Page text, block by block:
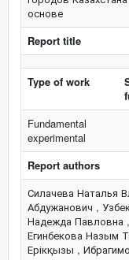
основе
Report title
Type of work
Fundamental
experimental
Report authors
Силачева Наталья Владимировна , Сарсенбаев Даулет Абдужанович , Узбеков Нурсарсен Болатаевич , Степаненко Надежда Павловна , Данабаева Айгуль Тулебаевна , Егинбекова Назым Тазабековна , Турашова Жансая Ерікқызы , Ибрагимов Алибек Раимбекович , Виляев Андрей Викторович , Есенжигитова Елизавета Жакуповна , Абдуллаев Абдулазиз Умарович , Белослюдцев Олег Михайлович , Хачикян Галина Яковлевна , Әділхан Бауржан Нүкербекұлы , Суровцева Наталия Владимировна , Колумбетова Камшат Кудайбергеновна , Кулбекова Шолпан Абдижапбаровна , Курскеев Абдрахман Козлоевич , Серазетдинова Бэлла Зияевна , Кайдаулов Салимжан Мертаевич , Иксан Нұрсұлтан Қайратұлы , Әбдіхалық Марат Сәрсенұлы , Кайдаш Татьяна Михайловна , Бахарева Людмила Тихоновна , Жакупов Нурлан Самратович , Литовченко Ирина Николаевна , Амиров